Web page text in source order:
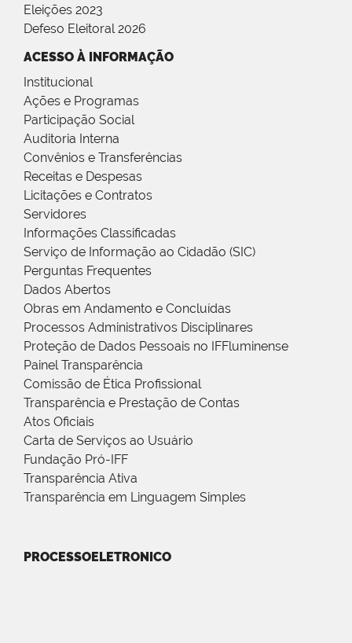
Eleições 2023
Defeso Eleitoral 2026
ACESSO À INFORMAÇÃO
Institucional
Ações e Programas
Participação Social
Auditoria Interna
Convênios e Transferências
Receitas e Despesas
Licitações e Contratos
Servidores
Informações Classificadas
Serviço de Informação ao Cidadão (SIC)
Perguntas Frequentes
Dados Abertos
Obras em Andamento e Concluídas
Processos Administrativos Disciplinares
Proteção de Dados Pessoais no IFFluminense
Painel Transparência
Comissão de Ética Profissional
Transparência e Prestação de Contas
Atos Oficiais
Carta de Serviços ao Usuário
Fundação Pró-IFF
Transparência Ativa
Transparência em Linguagem Simples
PROCESSOELETRONICO